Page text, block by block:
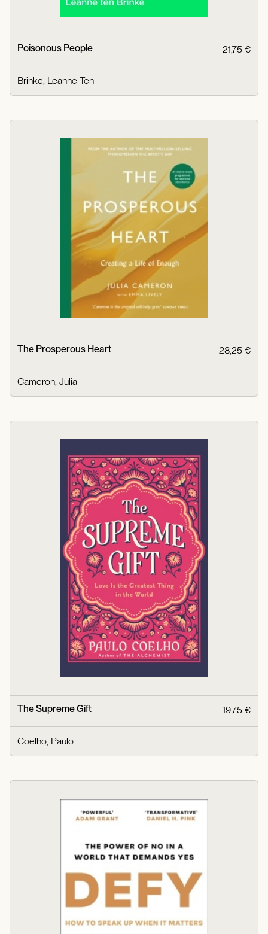
Poisonous People 21,75 €
Brinke, Leanne Ten
The Prosperous Heart 28,25 €
Cameron, Julia
The Supreme Gift 19,75 €
Coelho, Paulo